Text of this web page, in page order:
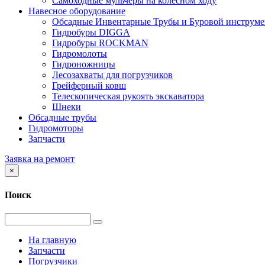
Навесное оборудование
Обсадные Инвентарные Трубы и Буровой
Гидробуры DIGGA
Гидробуры ROCKMAN
Гидромолоты
Гидроножницы
Лесозахваты для погрузчиков
Грейферный ковш
Телескопическая рукоять экскаватора
Шнеки
Обсадные трубы
Гидромоторы
Запчасти
Заявка на ремонт
×
Поиск
На главную
Запчасти
Погрузчики